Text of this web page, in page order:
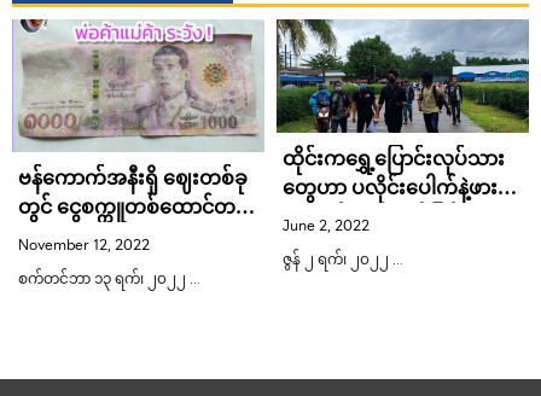
ဗန်ကောက်အနီးရှိ ဈေးတစ်ခု
တွင် ငွေစက္ကူတစ်ထောင်တန်
အတုတွေ့ရှိ
November 12, 2022
စက်တင်ဘာ ၁၃ ရက်၊ ၂၀၂၂ …
ထိုင်းက​ရွှေ့​ပြောင်းလုပ်သား​
တွေဟာ ပလိုင်း​ပေါက်နဲ့ဖား​
ကောက်သလို အိမ်ပြန်​ ဖားမ
ကျန်​တော့တဲ့အဖြစ်မျိုး
June 2, 2022
ဇွန် ၂ ရက်၊ ၂၀၂၂ …